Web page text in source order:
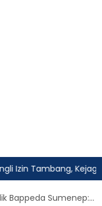
Kejagung
Fauzi As Bidik Bappeda Sumenep: APBD 2,5 T Potensial Batal